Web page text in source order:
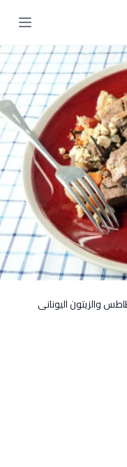
والزيتون اليونانى